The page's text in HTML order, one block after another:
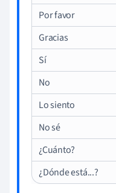
Por favor
Gracias
Sí
No
Lo siento
No sé
¿Cuánto?
¿Dónde está...?